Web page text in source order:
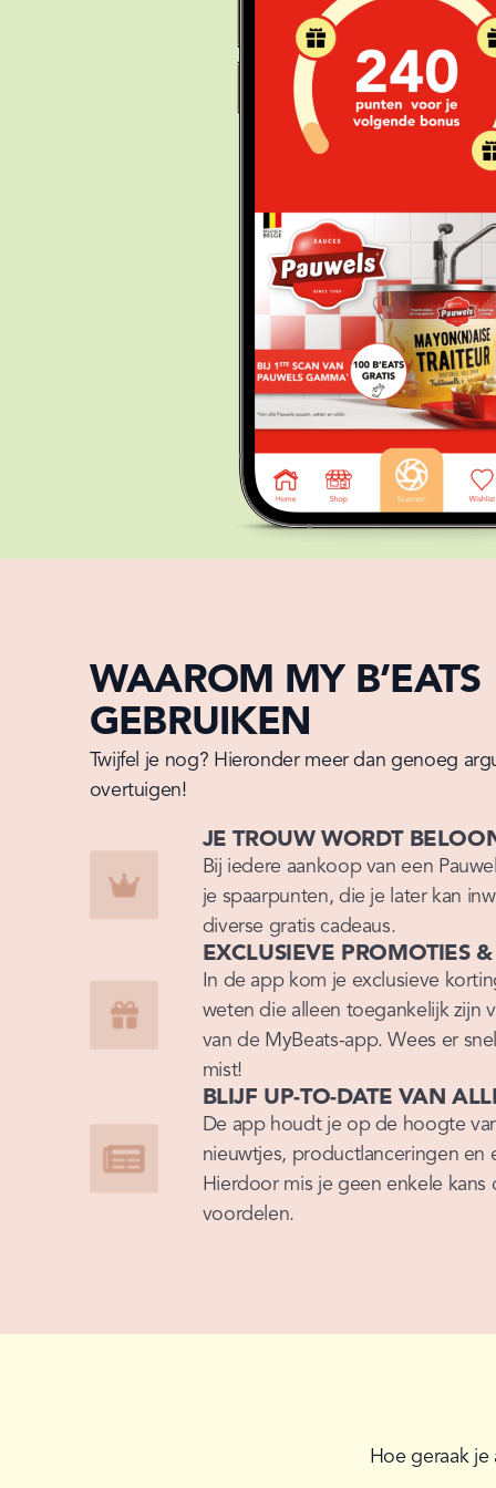
WAAROM MY B’EATS
GEBRUIKEN
Twijfel je nog? Hieronder meer dan genoeg
overtuigen!
JE TROUW WORDT
Bij iedere aankoop van een
je spaarpunten, die je later kan
diverse gratis cadeaus.
EXCLUSIEVE PROMOTIES
In de app kom je exclusieve
weten die alleen toegankelijk zijn
van de MyBeats-app. Wees er
mist!
BLIJF UP-TO-DATE VAN
De app houdt je op de hoogte
nieuwtjes, productlanceringen en
Hierdoor mis je geen enkele kans
voordelen.
Hoe geraak